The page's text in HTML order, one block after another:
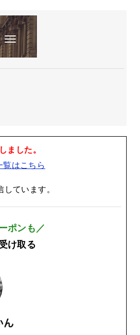
ました。
覧はこちら
ています。
ポンも／
け取る